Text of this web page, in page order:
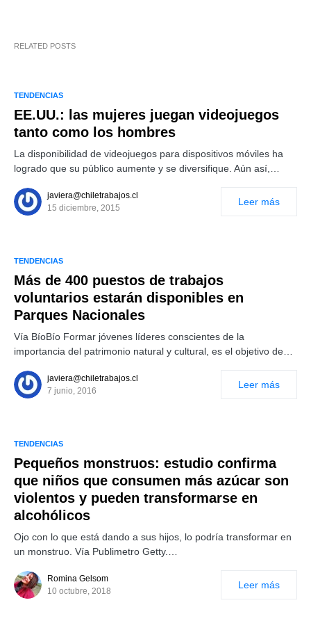
RELATED POSTS
TENDENCIAS
EE.UU.: las mujeres juegan videojuegos
tanto como los hombres
La disponibilidad de videojuegos para dispositivos móviles ha
logrado que su público aumente y se diversifique. Aún así,…
javiera@chiletrabajos.cl
15 diciembre, 2015
Leer más
TENDENCIAS
Más de 400 puestos de trabajos
voluntarios estarán disponibles en
Parques Nacionales
Vía BíoBío Formar jóvenes líderes conscientes de la
importancia del patrimonio natural y cultural, es el objetivo de…
javiera@chiletrabajos.cl
7 junio, 2016
Leer más
TENDENCIAS
Pequeños monstruos: estudio confirma
que niños que consumen más azúcar son
violentos y pueden transformarse en
alcohólicos
Ojo con lo que está dando a sus hijos, lo podría transformar en
un monstruo. Vía Publimetro Getty.…
Romina Gelsom
10 octubre, 2018
Leer más